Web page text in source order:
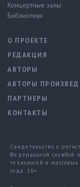
Концертные залы
Библиотеки
О ПРОЕКТЕ
РЕДАКЦИЯ
АВТОРЫ
АВТОРЫ
ПАРТНЕРЫ
КОНТАКТЫ
Свидетельство о
Федеральной службой
технологий и
года. 16+